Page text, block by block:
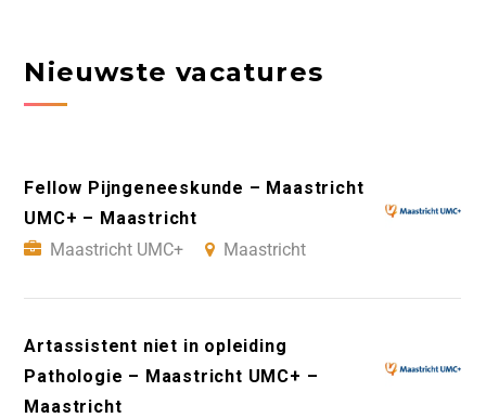
Nieuwste vacatures
Fellow Pijngeneeskunde – Maastricht
UMC+ – Maastricht
Maastricht UMC+
Maastricht
Artassistent niet in opleiding
Pathologie – Maastricht UMC+ –
Maastricht